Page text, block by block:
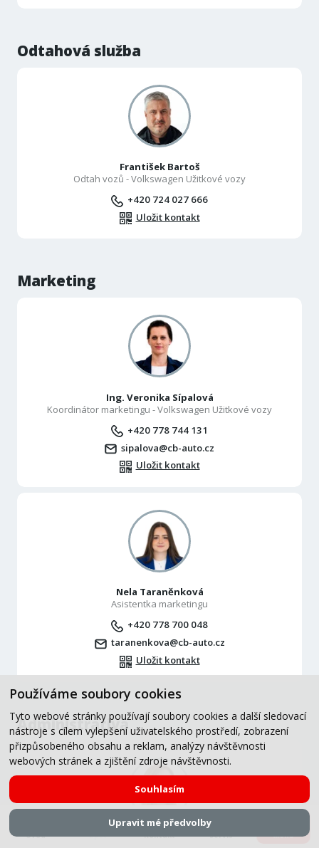
Používáme soubory cookies
Tyto webové stránky používají soubory cookies a další sledovací
nástroje s cílem vylepšení uživatelského prostředí, zobrazení
přizpůsobeného obsahu a reklam, analýzy návštěvnosti
webových stránek a zjištění zdroje návštěvnosti.
Souhlasím
Upravit mé předvolby
Úvod Zpět Kontakt Servis Menu
Odtahová služba
František Bartoš
Odtah vozů - Volkswagen Užitkové vozy
+420 724 027 666
Uložit kontakt
Marketing
Ing. Veronika Sípalová
Koordinátor marketingu - Volkswagen Užitkové vozy
+420 778 744 131
sipalova@cb-auto.cz
Uložit kontakt
Nela Taraněnková
Asistentka marketingu
+420 778 700 048
taranenkova@cb-auto.cz
Uložit kontakt
Administrativa
Alena Novotná